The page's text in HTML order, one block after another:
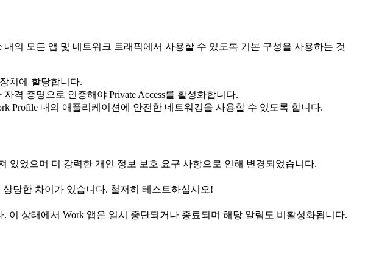
내의 모든 앱 및 네트워크 트래픽에서 사용할 수 있도록 기본 구성을 사용하는 것
치에 할당합니다.
격 증명으로 인증해야 Private Access를 활성화합니다.
Profile 내의 애플리케이션에 안전한 네트워킹을 사용할 수 있도록 합니다.
있었으며 더 강력한 개인 정보 보호 요구 사항으로 인해 변경되었습니다.
당한 차이가 있습니다. 철저히 테스트하십시오!
이 상태에서 Work 앱은 일시 중단되거나 종료되며 해당 알림도 비활성화됩니다.